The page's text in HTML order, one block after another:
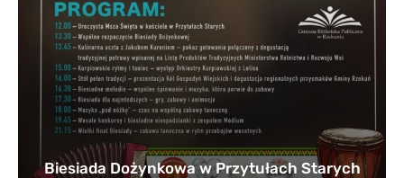
Biesiada Dożynkowa w Przytułach Starych